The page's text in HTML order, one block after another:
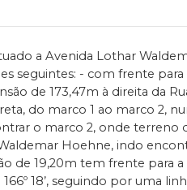
a Avenida Lothar
seguintes: - com frente
de 173,47m à direita da
do marco 1 ao marco 2,
o marco 2, onde terreno
Hoehne, indo
de 19,20m tem frente
18’, seguindo por uma